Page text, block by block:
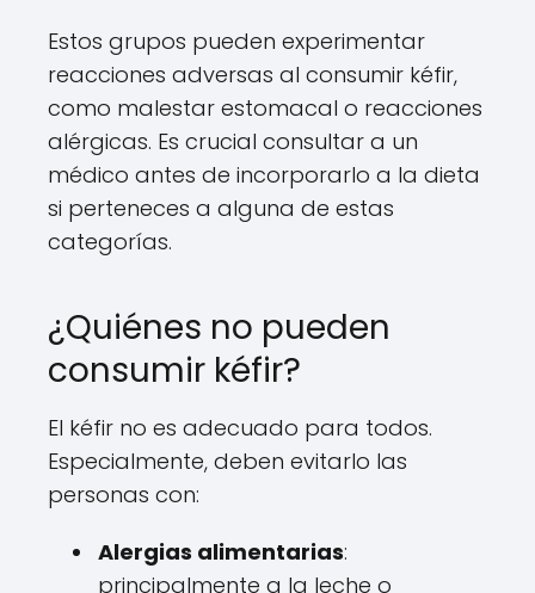
Estos grupos pueden experimentar
reacciones adversas al consumir kéfir,
como malestar estomacal o reacciones
alérgicas. Es crucial consultar a un
médico antes de incorporarlo a la dieta
si perteneces a alguna de estas
categorías.
¿Quiénes no pueden
consumir kéfir?
El kéfir no es adecuado para todos.
Especialmente, deben evitarlo las
personas con:
Alergias alimentarias:
principalmente a la leche o